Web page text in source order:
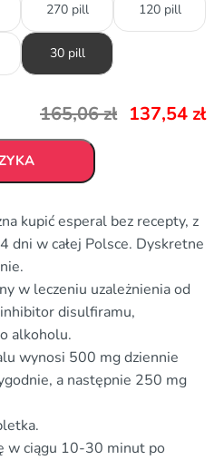
270 pill 120 pill
30 pill
165,06zł 137,54 zł
kupić esperal bez recepty, z
dni w całej Polsce. Dyskretne
w leczeniu uzależnienia od
disulfiramu,
alkoholu.
wynosi 500 mg dziennie
a następnie 250 mg
w ciągu 10-30 minut po